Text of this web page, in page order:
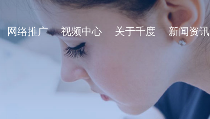
网络推广 视频中心 关于千度 新闻资讯